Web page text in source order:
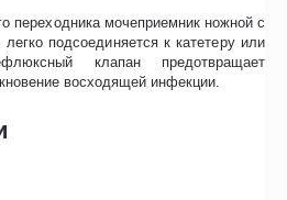
переходника мочеприемник ножной с
подсоединяется к катетеру или
клапан предотвращает
восходящей инфекции.